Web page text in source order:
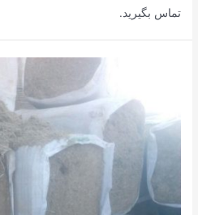
تماس بگیرید.